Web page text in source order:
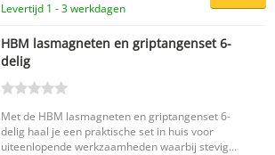
Levertijd 1 - 3 werkdagen
HBM lasmagneten en griptangenset 6-
delig
Met de HBM lasmagneten en griptangenset 6-
delig haal je een praktische set in huis voor
uiteenlopende werkzaamheden waarbij stevig